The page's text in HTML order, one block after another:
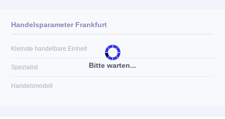
Bitte warten...
Handelsparameter Frankfurt
Kleinste handelbare Einheit
Spezialist
Handelsmodell